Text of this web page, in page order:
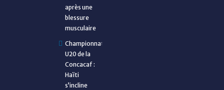
après une
blessure
musculaire
Championnat
U20 de la
Concacaf :
Haïti
s’incline